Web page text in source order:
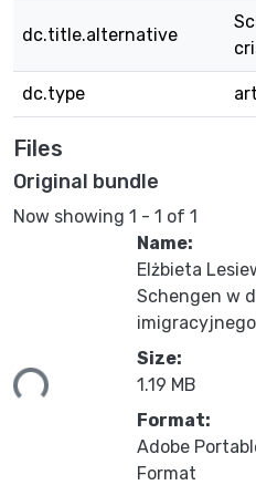
dc.title.alternative
dc.type
Files
Original bundle
Now showing 1 - 1 of 1
Name:
Elżbieta
Schengen w
Size:
1.19 MB
Format:
Adobe
Format